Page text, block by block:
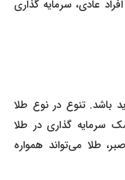
عادی، سرمایه‌ گذاری
تنوع در نوع طلا
گذاری در طلا
می‌تواند همواره